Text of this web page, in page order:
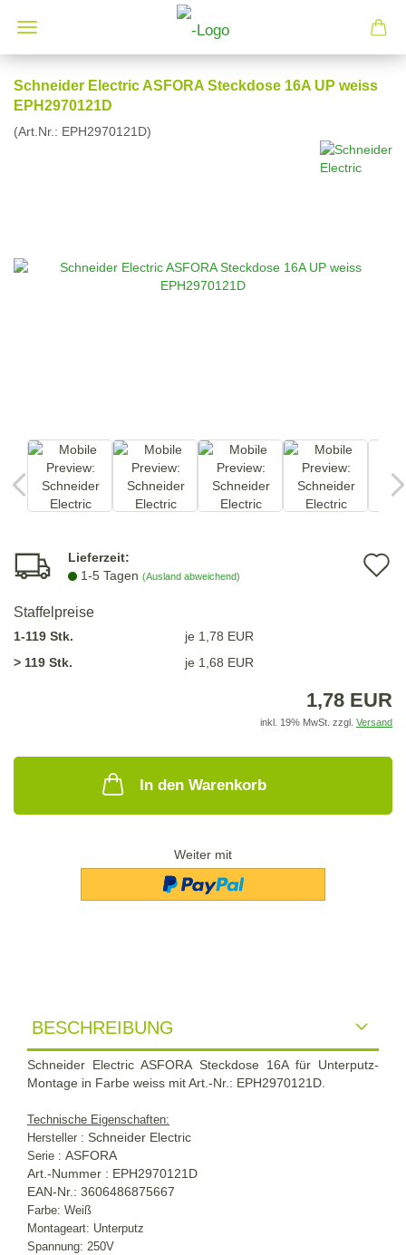
Schneider Electric ASFORA Steckdose 16A UP weiss
EPH2970121D
(Art.Nr.: EPH2970121D)
Lieferzeit:
1-5 Tagen (Ausland abweichend)
Staffelpreise
1-119 Stk.
je 1,78 EUR
> 119 Stk.
je 1,68 EUR
1,78 EUR
inkl. 19% MwSt. zzgl. Versand
In den Warenkorb
Weiter mit
BESCHREIBUNG
Schneider Electric ASFORA Steckdose 16A für Unterputz-
Montage in Farbe weiss mit Art.-Nr.: EPH2970121D.
Technische Eigenschaften:
Hersteller : Schneider Electric
Serie : ASFORA
Art.-Nummer : EPH2970121D
EAN-Nr.: 3606486875667
Farbe: Weiß
Montageart: Unterputz
Spannung: 250V